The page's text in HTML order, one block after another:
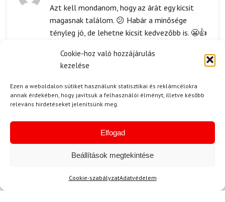
Cookie-hoz való hozzájárulás
kezelése
Ezen a weboldalon sütiket használunk statisztikai és reklámcélokra
annak érdekében, hogy javítsuk a felhasználói élményt, illetve később
releváns hirdetéseket jelenítsünk meg.
Elfogad
Beállítások megtekintése
Cookie-szabályzatAdatvédelem
Értékelés:
/ 5
Azt kell mondanom, hogy az árát egy kicsit
magasnak találom. 😕 Habár a minősége
tényleg jó, de lehetne kicsit kedvezőbb is. 😬👍
Értékelés:
A szállítás gyors volt, és a csomagolás is
rendben volt. A DYNAFIT termo szett, amit
rendeltem, pontosan olyan volt, ahogy
vártam, minden darab tökéletes állapotban
érkezett. Az üzeneteket, amiket a rendelés
állapotáról kaptam, jól érthetőek voltak, és a
vagyok a vásárlással, az élmény pozitív volt.